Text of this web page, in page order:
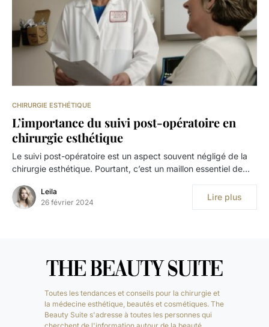
CHIRURGIE ESTHÉTIQUE
L’importance du suivi post-opératoire en
chirurgie esthétique
Le suivi post-opératoire est un aspect souvent négligé de la
chirurgie esthétique. Pourtant, c’est un maillon essentiel de…
Leila
26 février 2024
Lire plus
Toutes les tendances et conseils pour la chirurgie et
la médecine esthétique, beautés et cosmétiques. The
Beauty Suite s'adresse à toutes les personnes qui